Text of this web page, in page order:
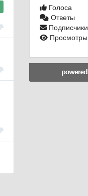
Голоса
Ответы
Подписчики
Просмотры